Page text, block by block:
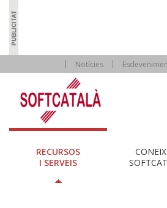
Notícies
RECURSOS
I SERVEIS